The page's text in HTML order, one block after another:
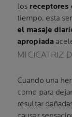
los receptores
tiempo, esta
el masaje
apropiada
MI CICATRIZ
Cuando una
como para
resultar